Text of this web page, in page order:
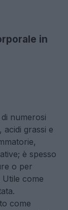
in
numerosi
grassi e
è spesso
o per
come
come